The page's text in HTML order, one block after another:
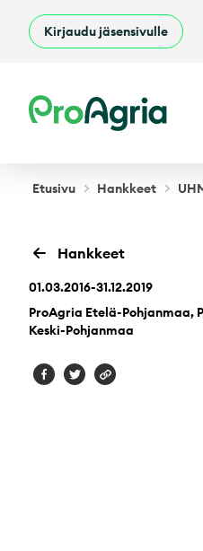
Kirjaudu jäsensivulle
ProAgria
Etusivu Hankkeet
Hankkeet
01.03.2016-31.12.2019
ProAgria Etelä-Pohjanmaa,
Keski-Pohjanmaa